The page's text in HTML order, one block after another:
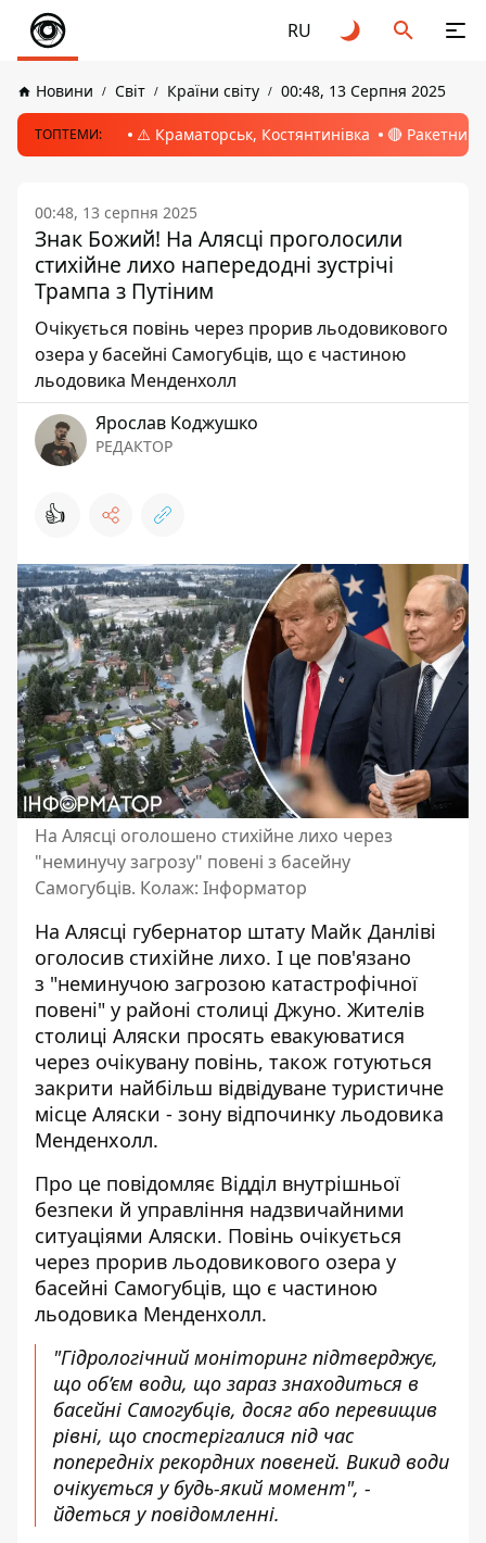
RU
Новини Світ Країни світу 00:48, 13 Серпня 2025
ТОПТЕМИ: ⚠️ Краматорськ, Костянтинівка 🔴 Ракетний
00:48, 13 серпня 2025
Знак Божий! На Алясці проголосили
стихійне лихо напередодні зустрічі
Трампа з Путіним
Очікується повінь через прорив льодовикового
озера у басейні Самогубців, що є частиною
льодовика Менденхолл
Ярослав Коджушко
РЕДАКТОР
👍
На Алясці оголошено стихійне лихо через
"неминучу загрозу" повені з басейну
Самогубців. Колаж: Інформатор
На Алясці губернатор штату Майк Данліві
оголосив стихійне лихо. І це пов'язано
з "неминучою загрозою катастрофічної
повені" у районі столиці Джуно. Жителів
столиці Аляски просять евакуюватися
через очікувану повінь, також готуються
закрити найбільш відвідуване туристичне
місце Аляски - зону відпочинку льодовика
Менденхолл.
Про це повідомляє Відділ внутрішньої
безпеки й управління надзвичайними
ситуаціями Аляски. Повінь очікується
через прорив льодовикового озера у
басейні Самогубців, що є частиною
льодовика Менденхолл.
"Гідрологічний моніторинг підтверджує,
що об’єм води, що зараз знаходиться в
басейні Самогубців, досяг або перевищив
рівні, що спостерігалися під час
попередніх рекордних повеней. Викид води
очікується у будь-який момент", -
йдеться у повідомленні.